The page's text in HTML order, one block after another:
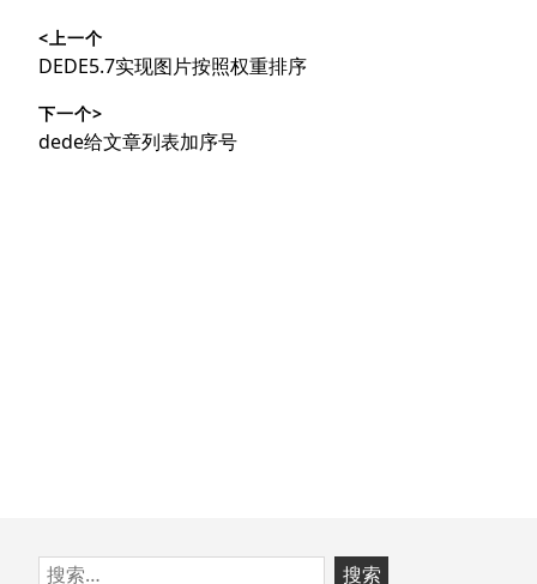
章
导
航
<上一个
上
文
章：
DEDE5.7实现图片按照权重排序
下一个>
下
dede给文章列表加序号
跳
搜